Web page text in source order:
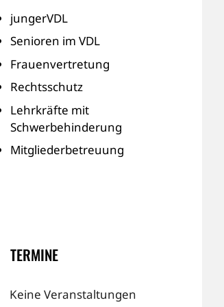
jungerVDL
Senioren im VDL
Frauenvertretung
Rechtsschutz
Lehrkräfte mit
Schwerbehinderung
Mitgliederbetreuung
TERMINE
Keine Veranstaltungen